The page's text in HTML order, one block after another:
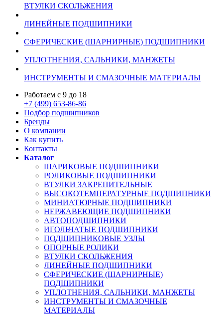
ВТУЛКИ СКОЛЬЖЕНИЯ
ЛИНЕЙНЫЕ ПОДШИПНИКИ
СФЕРИЧЕСКИЕ (ШАРНИРНЫЕ) ПОДШИПНИКИ
УПЛОТНЕНИЯ, САЛЬНИКИ, МАНЖЕТЫ
ИНСТРУМЕНТЫ И СМАЗОЧНЫЕ МАТЕРИАЛЫ
Работаем с 9 до 18
+7 (499) 653-86-86
Подбор подшипников
Бренды
О компании
Как купить
Контакты
Каталог
ШАРИКОВЫЕ ПОДШИПНИКИ
РОЛИКОВЫЕ ПОДШИПНИКИ
ВТУЛКИ ЗАКРЕПИТЕЛЬНЫЕ
ВЫСОКОТЕМПЕРАТУРНЫЕ ПОДШИПНИКИ
МИНИАТЮРНЫЕ ПОДШИПНИКИ
НЕРЖАВЕЮЩИЕ ПОДШИПНИКИ
АВТОПОДШИПНИКИ
ИГОЛЬЧАТЫЕ ПОДШИПНИКИ
ПОДШИПНИКОВЫЕ УЗЛЫ
ОПОРНЫЕ РОЛИКИ
ВТУЛКИ СКОЛЬЖЕНИЯ
ЛИНЕЙНЫЕ ПОДШИПНИКИ
СФЕРИЧЕСКИЕ (ШАРНИРНЫЕ)
ПОДШИПНИКИ
УПЛОТНЕНИЯ, САЛЬНИКИ, МАНЖЕТЫ
ИНСТРУМЕНТЫ И СМАЗОЧНЫЕ
МАТЕРИАЛЫ